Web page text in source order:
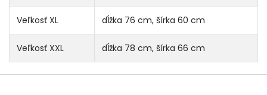
Veľkosť XL dĺžka 76 cm, šírka 60 cm
Veľkosť XXL dĺžka 78 cm, šírka 66 cm